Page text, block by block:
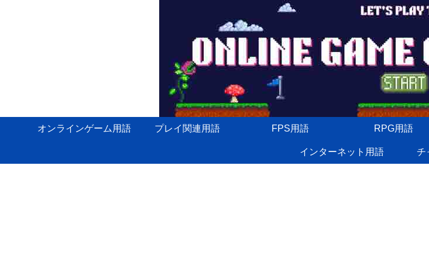
オンラインゲーム用語 プレイ関連用語 FPS用語 RPG用語
インターネット用語 チ